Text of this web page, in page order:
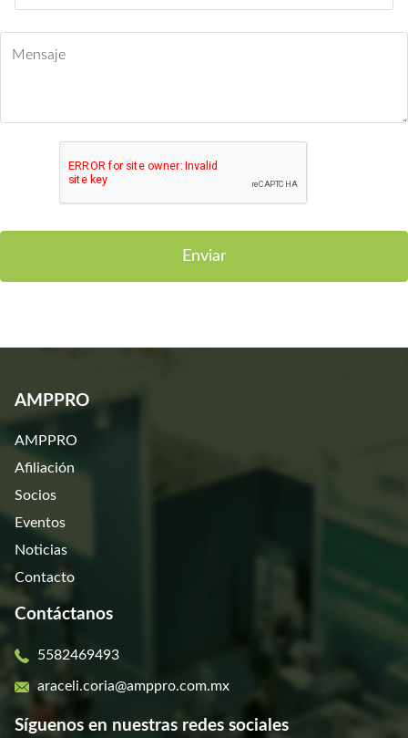
Enviar
AMPPRO
AMPPRO
Afiliación
Socios
Eventos
Noticias
Contacto
Contáctanos
5582469493
araceli.coria@amppro.com.mx
Síguenos en nuestras redes sociales